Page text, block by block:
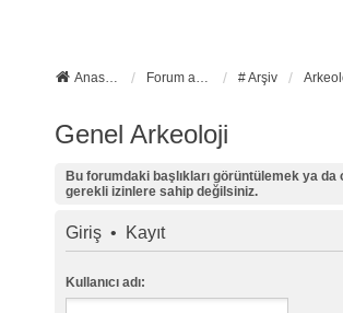
Anasayfa Forum ana sayfa # Arşiv
Genel Arkeoloji
Bu forumdaki başlıkları görüntülemek ya da
gerekli izinlere sahip değilsiniz.
Giriş• Kayıt
Kullanıcı adı: